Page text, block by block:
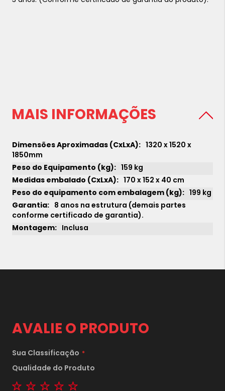
1xsem juros de
2xsem juros de
MAIS INFORMAÇÕES
1320 x 1520 x
1850mm
159 kg
170 x 152 x 40 cm
199 kg
8 anos na estrutura (demais partes
conforme certificado de garantia).
Inclusa
AVALIE O PRODUTO
Sua Classificação
Qualidade do Produto
1 star2 stars3 stars4 stars